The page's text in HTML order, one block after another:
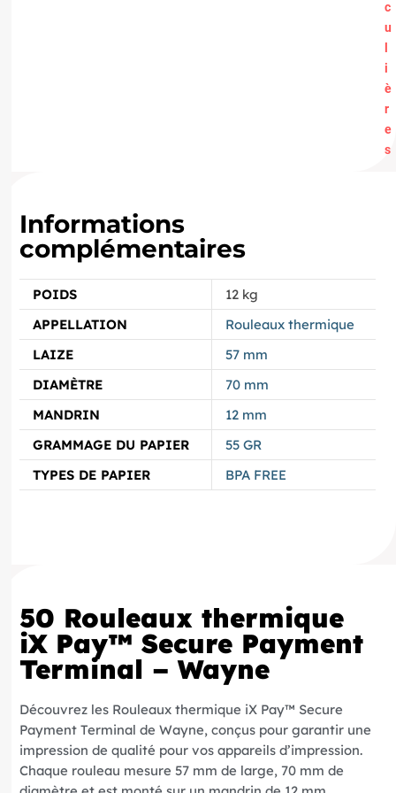
c
u
i
è
r
e
s
Informations
complémentaires
POIDS
12 kg
APPELLATION
Rouleaux thermique
LAIZE
57 mm
DIAMÈTRE
70 mm
MANDRIN
12 mm
GRAMMAGE DU PAPIER
55 GR
TYPES DE PAPIER
BPA FREE
50 Rouleaux thermique
iX Pay™ Secure Payment
Terminal – Wayne
Découvrez les Rouleaux thermique iX Pay™ Secure
Payment Terminal de Wayne, conçus pour garantir une
impression de qualité pour vos appareils d’impression.
Chaque rouleau mesure 57 mm de large, 70 mm de